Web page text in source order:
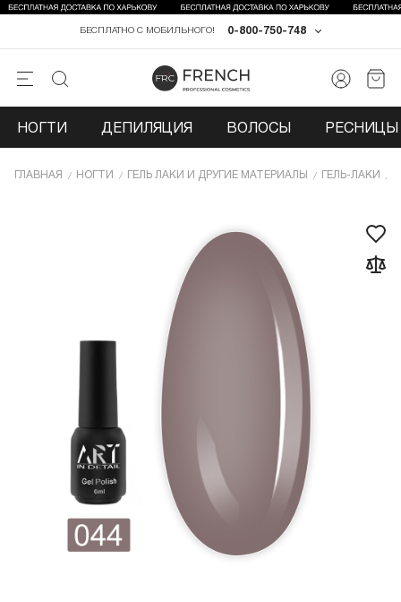
0-800-750-748
БЕСПЛАТНО С МОБИЛЬНОГО!
НОГТИ ДЕПИЛЯЦИЯ ВОЛОСЫ РЕСНИЦЫ
ГЛАВНАЯ НОГТИ ГЕЛЬ ЛАКИ И ДРУГИЕ МАТЕРИАЛЫ ГЕЛЬ-ЛАКИ